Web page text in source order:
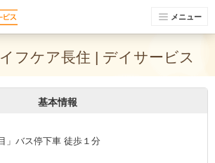
メニュー
フケア長住 | デイサービス
基本情報
」バス停下車 徒歩１分